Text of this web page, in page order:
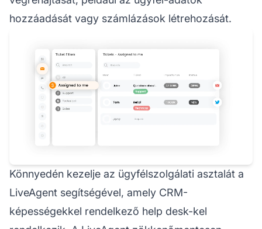
hozzáadását vagy számlázások létrehozását.
Könnyedén kezelje az ügyfélszolgálati asztalát a
LiveAgent segítségével, amely CRM-
képességekkel rendelkező help desk-kel